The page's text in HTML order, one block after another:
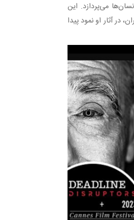
می‌پردازد. این
در آثار او نمود پیدا